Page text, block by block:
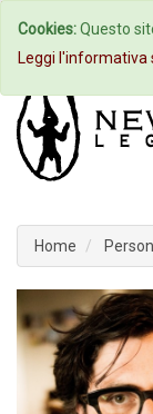
Home
Home
Cookies:Questo
Leggi l'informativa